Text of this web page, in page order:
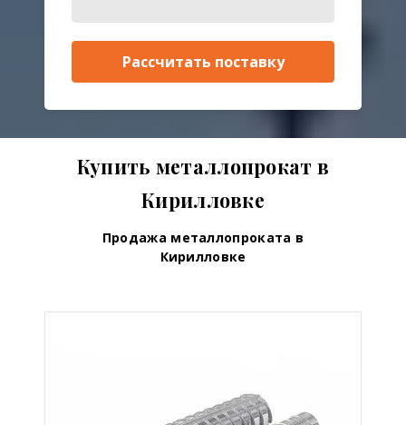
Рассчитать поставку
Купить металлопрокат в
Кирилловке
Продажа металлопроката в
Кирилловке